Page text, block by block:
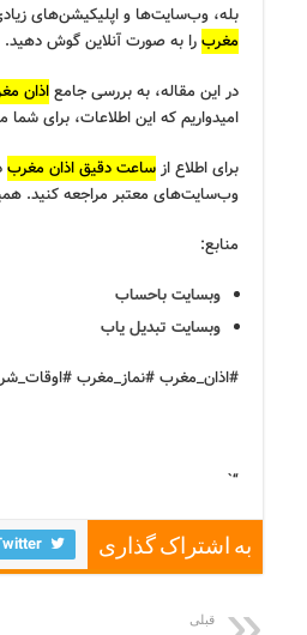
بله، وب‌سایت‌ها و اپلیکیشن‌های
مغربرا به صورت آنلاین گوش دهید.
در این مقاله، به بررسی جامعاذان
امیدواریم که این اطلاعات، برای
برای اطلاع ازساعت دقیق اذان مغرب
وب‌سایت‌های معتبر مراجعه کنید.
منابع:
وبسایت باحساب
وبسایت تبدیل یاب
#اذان_مغرب #نماز_مغرب
“`
به اشتراک گذاری
قبلی